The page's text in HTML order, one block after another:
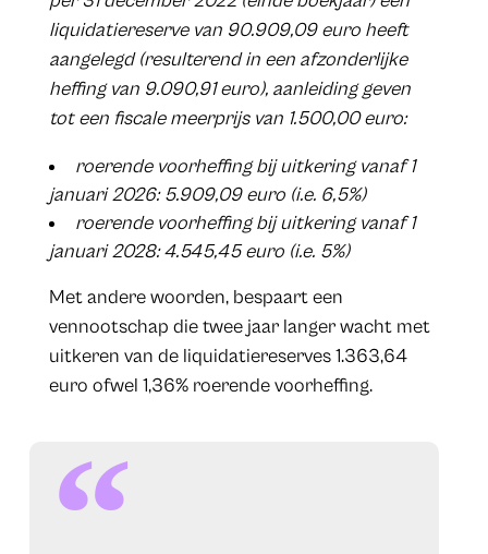
liquidatiereserve van 90.909,09 euro heeft
aangelegd (resulterend in een afzonderlijke
heffing van 9.090,91 euro), aanleiding geven
tot een fiscale meerprijs van 1.500,00 euro:
roerende voorheffing bij uitkering vanaf 1
januari 2026: 5.909,09 euro (i.e. 6,5%)
roerende voorheffing bij uitkering vanaf 1
januari 2028: 4.545,45 euro (i.e. 5%)
Met andere woorden, bespaart een
vennootschap die twee jaar langer wacht met
uitkeren van de liquidatiereserves 1.363,64
euro ofwel 1,36% roerende voorheffing.